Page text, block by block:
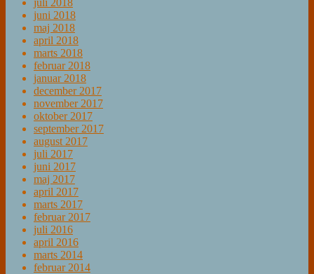
juni 2018
maj 2018
april 2018
marts 2018
februar 2018
januar 2018
december 2017
november 2017
oktober 2017
september 2017
august 2017
juli 2017
juni 2017
maj 2017
april 2017
marts 2017
februar 2017
juli 2016
april 2016
marts 2014
februar 2014